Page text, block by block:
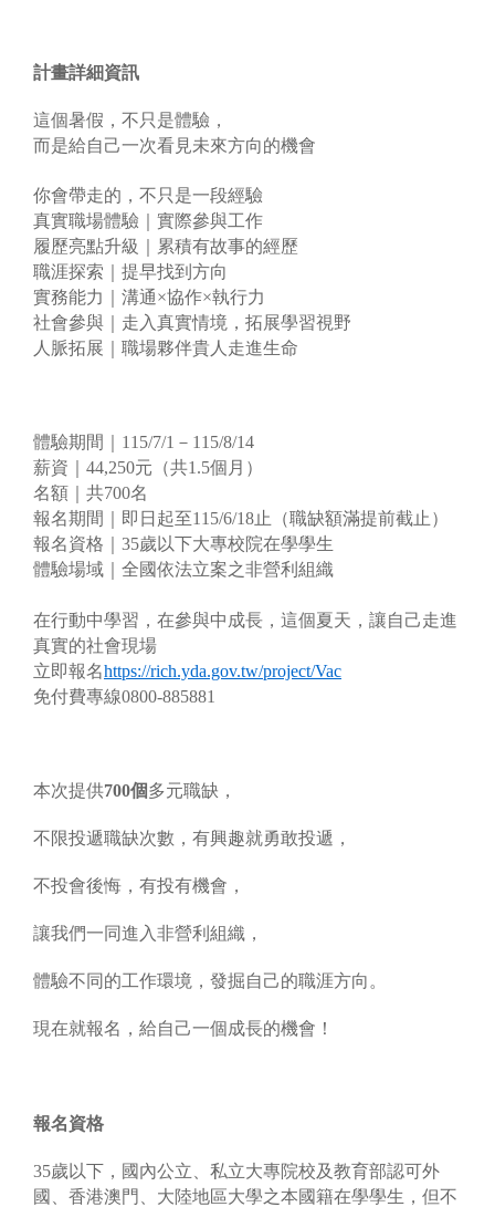
計畫詳細資訊
這個暑假，不只是體驗，
而是給自己一次看見未來方向的機會
你會帶走的，不只是一段經驗
真實職場體驗｜實際參與工作
履歷亮點升級｜累積有故事的經歷
職涯探索｜提早找到方向
實務能力｜溝通×協作×執行力
社會參與｜走入真實情境，拓展學習視野
人脈拓展｜職場夥伴貴人走進生命
體驗期間｜115/7/1－115/8/14
薪資｜44,250元（共1.5個月）
名額｜共700名
報名期間｜即日起至115/6/18止（職缺額滿提前截止）
報名資格｜35歲以下大專校院在學學生
體驗場域｜全國依法立案之非營利組織
在行動中學習，在參與中成長，這個夏天，讓自己走進
真實的社會現場
立即報名https://rich.yda.gov.tw/project/Vac
免付費專線0800-885881
本次提供700個多元職缺，
不限投遞職缺次數，有興趣就勇敢投遞，
不投會後悔，有投有機會，
讓我們一同進入非營利組織，
體驗不同的工作環境，發掘自己的職涯方向。
現在就報名，給自己一個成長的機會！
報名資格
35歲以下，國內公立、私立大專院校及教育部認可外
國、香港澳門、大陸地區大學之本國籍在學學生，但不